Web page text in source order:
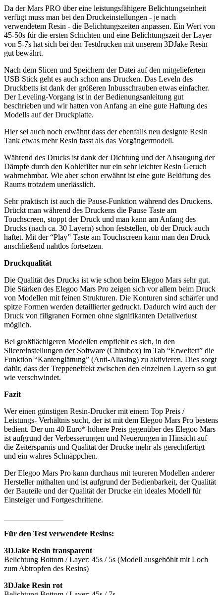
Da der Mars PRO über eine leistungsfähigere Belichtungseinheit
verfügt muss man bei den Druckeinstellungen - je nach
verwendetem Resin - die Belichtungszeiten anpassen. Ein Wert von
45-50s für die ersten Schichten und eine Belichtungszeit der Layer
von 5-7s hat sich bei den Testdrucken mit unserem 3DJake Resin
gut bewährt.
Nach dem Slicen und Speichern der Datei auf den mitgelieferten
USB Stick geht es auch schon ans Drucken. Das Leveln des
Druckbetts ist dank der größeren Inbusschrauben etwas einfacher.
Der Leveling-Vorgang ist in der Bedienungsanleitung gut
beschrieben und wir hatten von Anfang an eine gute Haftung des
Modells auf der Druckplatte.
Hier sei auch noch erwähnt dass der ebenfalls neu designte Resin
Tank etwas mehr Resin fasst als das Vorgängermodell.
Während des Drucks ist dank der Dichtung und der Absaugung der
Dämpfe durch den Kohlefilter nur ein sehr leichter Resin Geruch
wahrnehmbar. Wie aber schon erwähnt ist eine gute Belüftung des
Raums trotzdem unerlässlich.
Sehr praktisch ist auch die Pause-Funktion während des Druckens.
Drückt man während des Druckens die Pause Taste am
Touchscreen, stoppt der Druck und man kann am Anfang des
Drucks (nach ca. 30 Layern) schon feststellen, ob der Druck auch
haftet. Mit der “Play” Taste am Touchscreen kann man den Druck
anschließend nahtlos fortsetzen.
Druckqualität
Die Qualität des Drucks ist wie schon beim Elegoo Mars sehr gut.
Die Stärken des Elegoo Mars Pro zeigen sich vor allem beim Druck
von Modellen mit feinen Strukturen. Die Konturen sind schärfer und
spitze Formen werden detaillierter gedruckt. Dadurch wird auch der
Druck von filigranen Formen ohne signifikanten Detailverlust
möglich.
Bei großflächigeren Modellen empfiehlt es sich, in den
Slicereinstellungen der Software (Chitubox) im Tab “Erweitert” die
Funktion “Kantenglättung” (Anti-Aliasing) zu aktivieren. Dies sorgt
dafür, dass der Treppeneffekt zwischen den einzelnen Layern so gut
wie verschwindet.
Fazit
Wer einen günstigen Resin-Drucker mit einem Top Preis /
Leistungs- Verhältnis sucht, der ist mit dem Elegoo Mars Pro bestens
bedient. Der um 40 Euro* höhere Preis gegenüber des Elegoo Mars
ist aufgrund der Verbesserungen und Neuerungen in Hinsicht auf
die Zeitersparnis und Qualität der Drucke mehr als gerechtfertigt
und ein wahres Schnäppchen.
Der Elegoo Mars Pro kann durchaus mit teureren Modellen anderer
Hersteller mithalten und ist aufgrund der Bedienbarkeit, der Qualität
der Bauteile und der Qualität der Drucke ein ideales Modell für
Einsteiger und Fortgeschrittene.
Für den Test verwendete Resins:
3DJake Resin transparent
Belichtung Bottom / Layer: 45s / 5s (Modell ausgehöhlt mit Loch
zum Abtropfen des Resins)
3DJake Resin rot